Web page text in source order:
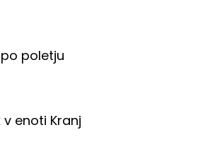
poletju
v enoti Kranj